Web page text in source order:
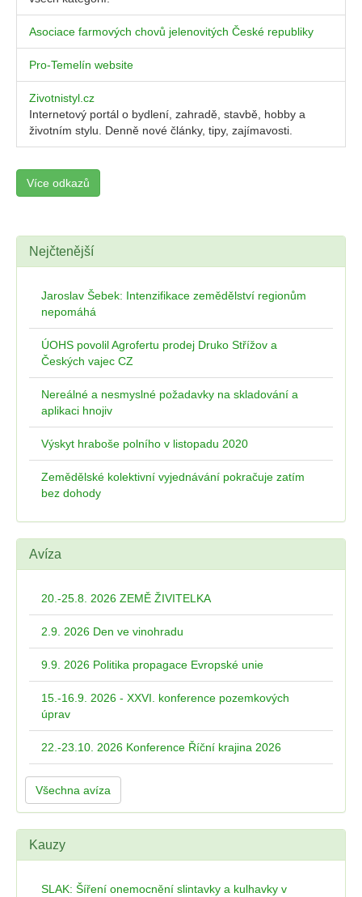
Asociace farmových chovů jelenovitých České republiky
Pro-Temelín website
Zivotnistyl.cz
Internetový portál o bydlení, zahradě, stavbě, hobby a
životním stylu. Denně nové články, tipy, zajímavosti.
Více odkazů
Nejčtenější
Jaroslav Šebek: Intenzifikace zemědělství regionům
nepomáhá
ÚOHS povolil Agrofertu prodej Druko Střížov a
Českých vajec CZ
Nereálné a nesmyslné požadavky na skladování a
aplikaci hnojiv
Výskyt hraboše polního v listopadu 2020
Zemědělské kolektivní vyjednávání pokračuje zatím
bez dohody
Avíza
20.-25.8. 2026 ZEMĚ ŽIVITELKA
2.9. 2026 Den ve vinohradu
9.9. 2026 Politika propagace Evropské unie
15.-16.9. 2026 - XXVI. konference pozemkových
úprav
22.-23.10. 2026 Konference Říční krajina 2026
Všechna avíza
Kauzy
SLAK: Šíření onemocnění slintavky a kulhavky v